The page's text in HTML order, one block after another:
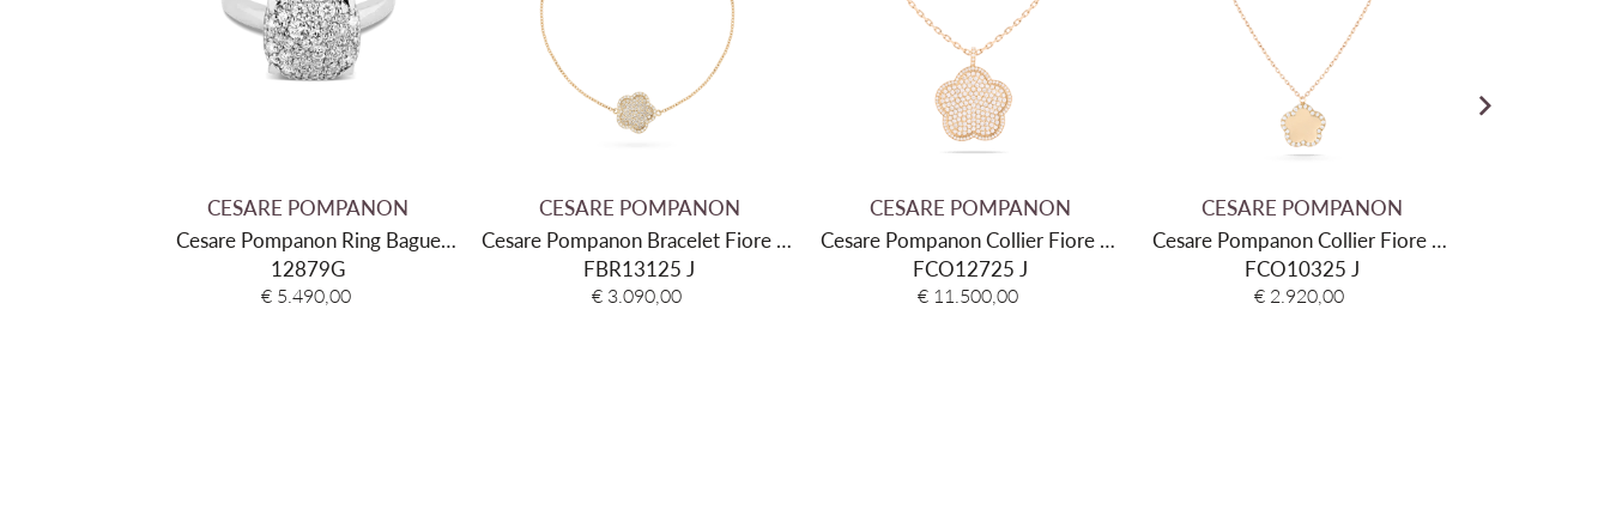
CESARE POMPANON
Cesare Pompanon Ring Bague
Poppy Pavage 12879G
12879G
€ 5.490,00
CESARE POMPANON
Cesare Pompanon Bracelet Fiore Di
Mamma Jaune FBR13125 J
FBR13125 J
€ 3.090,00
CESARE POMPANON
Cesare Pompanon Collier Fiore Di
Mamma XL FCO12725 J
FCO12725 J
€ 11.500,00
CESARE POMPANON
Cesare Pompanon Collier Fiore Di
Mamma FCO10325 J
FCO10325 J
€ 2.920,00